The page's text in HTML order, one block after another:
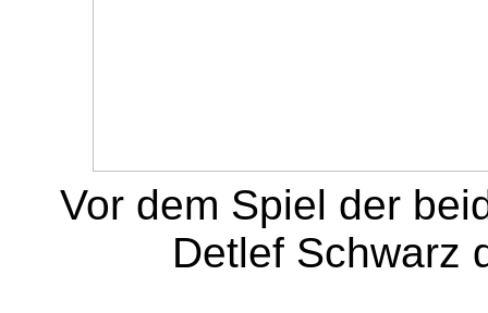
Vor dem Spiel der
Detlef Schwarz